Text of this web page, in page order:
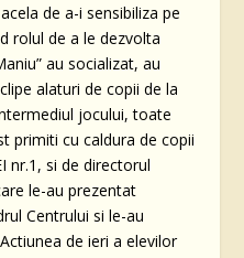
de a-i sensibiliza pe
rolul de a le dezvolta
au socializat, au
alaturi de copii de la
jocului, toate
primiti cu caldura de copii
nr.1, si de directorul
le-au prezentat
Centrului si le-au
de ieri a elevilor